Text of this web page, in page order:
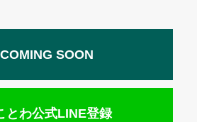
COMING SOON
とわ公式LINE登録